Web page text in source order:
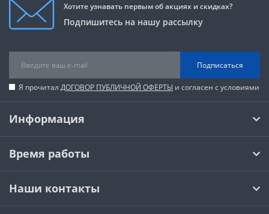
Хотите узнавать первым об акциях и скидках?
Подпишитесь на нашу рассылку
Подписаться
Я прочитал ДОГОВОР ПУБЛИЧНОЙ ОФЕРТЫ и согласен с условиями
Информация
Время работы
Наши контакты